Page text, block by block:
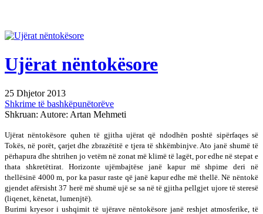
Ujërat nëntokësore
25 Dhjetor 2013
Shkrime të bashkëpunëtorëve
Shkruan: Autore: Artan Mehmeti
Ujërat nëntokësore quhen të gjitha ujërat që ndodhën poshtë sipërfaqes së
Tokës, në porët, çarjet dhe zbrazëtitë e tjera të shkëmbinjve. Ato janë shumë të
përhapura dhe shtrihen jo vetëm në zonat më klimë të lagët, por edhe në stepat e
thata shkretëtirat. Horizonte ujëmbajtëse janë kapur më shpime deri në
thellësinë 4000 m, por ka pasur raste që janë kapur edhe më thellë. Në nëntokë
gjendet afërsisht 37 herë më shumë ujë se sa në të gjitha pellgjet ujore të steresë
(liqenet, kënetat, lumenjtë).
Burimi kryesor i ushqimit të ujërave nëntokësore janë reshjet atmosferike, të